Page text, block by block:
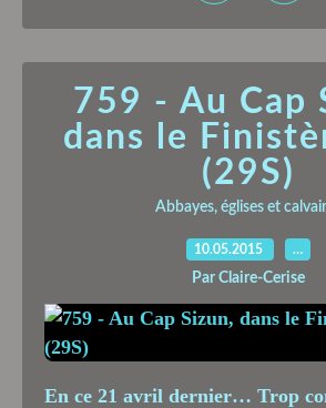
759 - Au Cap
dans le
(29S)
Abbayes, églises et
10.05.2015 …
Par Claire-Cerise
En ce 21 avril dernier… Trop